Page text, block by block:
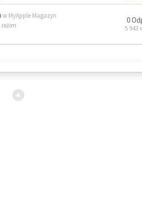
w MyApple Magazyn
reżim
0
5 943